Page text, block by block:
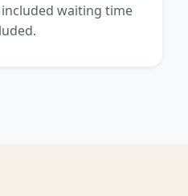
waiting time